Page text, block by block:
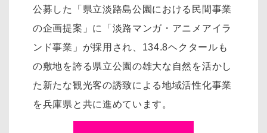
公募した「県立淡路島公園における民間事業
の企画提案」に「淡路マンガ・アニメアイラ
ンド事業」が採用され、134.8ヘクタールも
の敷地を誇る県立公園の雄大な自然を活かし
た新たな観光客の誘致による地域活性化事業
を兵庫県と共に進めています。